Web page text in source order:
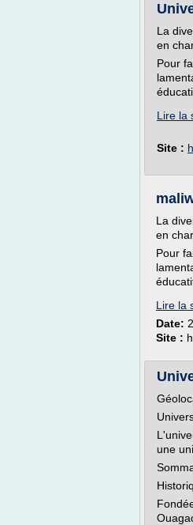
La
en
Pour
Lire la
Site :
La
en
Pour
Lire la
Date:
Site :
une